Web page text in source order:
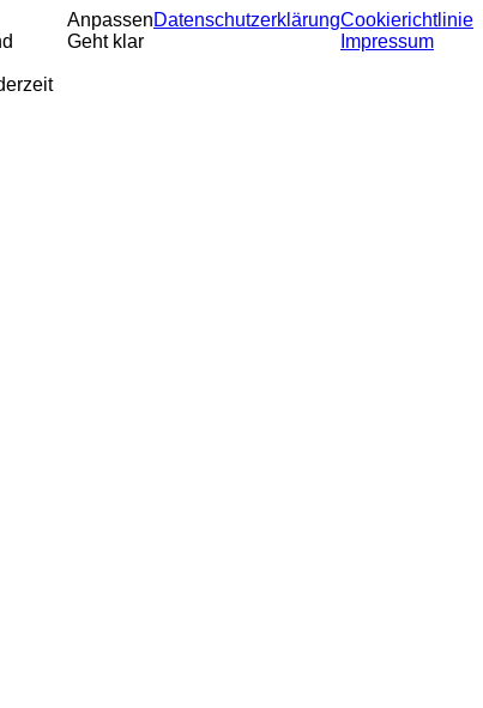
Anpassen
Geht klar
DatenschutzerklärungCookierichtlinie
Impressum